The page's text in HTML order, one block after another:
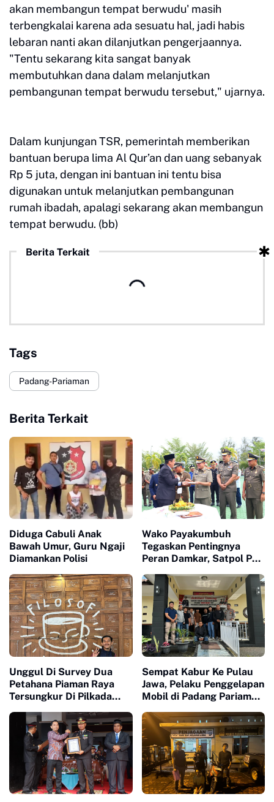
akan membangun tempat berwudu' masih
terbengkalai karena ada sesuatu hal, jadi habis
lebaran nanti akan dilanjutkan pengerjaannya.
"Tentu sekarang kita sangat banyak
membutuhkan dana dalam melanjutkan
pembangunan tempat berwudu tersebut," ujarnya.
Dalam kunjungan TSR, pemerintah memberikan
bantuan berupa lima Al Qur’an dan uang sebanyak
Rp 5 juta, dengan ini bantuan ini tentu bisa
digunakan untuk melanjutkan pembangunan
rumah ibadah, apalagi sekarang akan membangun
tempat berwudu. (bb)
Berita Terkait
Tags
Padang-Pariaman
Berita Terkait
Diduga Cabuli Anak
Bawah Umur, Guru Ngaji
Diamankan Polisi
Wako Payakumbuh
Tegaskan Pentingnya
Peran Damkar, Satpol PP
Masyarakat
Unggul Di Survey Dua
Petahana Piaman Raya
Tersungkur Di Pilkada
Sempat Kabur Ke Pulau
Jawa, Pelaku Penggelapan
Mobil di Padang Pariaman